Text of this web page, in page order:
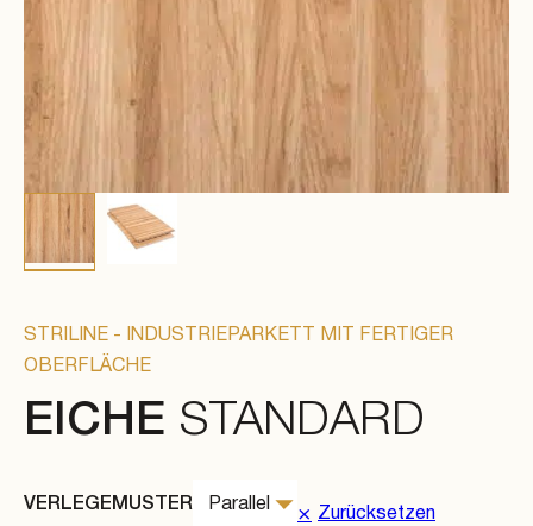
STRILINE - INDUSTRIEPARKETT MIT FERTIGER
OBERFLÄCHE
EICHE STANDARD
VERLEGEMUSTER
Zurücksetzen